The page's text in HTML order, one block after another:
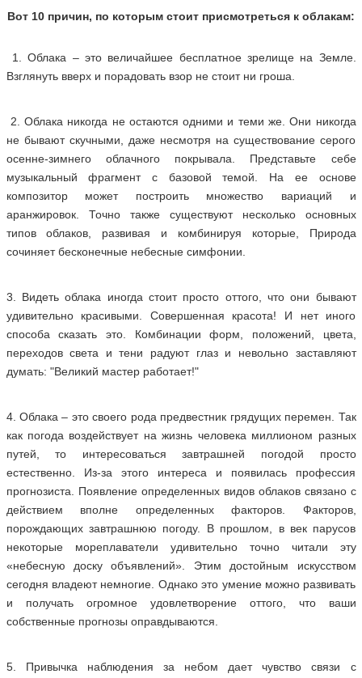
Вот 10 причин, по которым стоит присмотреться к облакам:
1. Облака – это величайшее бесплатное зрелище на Земле.
Взглянуть вверх и порадовать взор не стоит ни гроша.
2. Облака никогда не остаются одними и теми же. Они никогда
не бывают скучными, даже несмотря на существование серого
осенне-зимнего облачного покрывала. Представьте себе
музыкальный фрагмент с базовой темой. На ее основе
композитор может построить множество вариаций и
аранжировок. Точно также существуют несколько основных
типов облаков, развивая и комбинируя которые, Природа
сочиняет бесконечные небесные симфонии.
3. Видеть облака иногда стоит просто оттого, что они бывают
удивительно красивыми. Совершенная красота! И нет иного
способа сказать это. Комбинации форм, положений, цвета,
переходов света и тени радуют глаз и невольно заставляют
думать: "Великий мастер работает!"
4. Облака – это своего рода предвестник грядущих перемен. Так
как погода воздействует на жизнь человека миллионом разных
путей, то интересоваться завтрашней погодой просто
естественно. Из-за этого интереса и появилась профессия
прогнозиста. Появление определенных видов облаков связано с
действием вполне определенных факторов. Факторов,
порождающих завтрашнюю погоду. В прошлом, в век парусов
некоторые мореплаватели удивительно точно читали эту
«небесную доску объявлений». Этим достойным искусством
сегодня владеют немногие. Однако это умение можно развивать
и получать огромное удовлетворение оттого, что ваши
собственные прогнозы оправдываются.
5. Привычка наблюдения за небом дает чувство связи с